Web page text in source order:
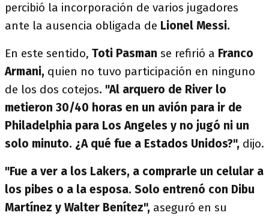
percibió la incorporación de varios jugadores
ante la ausencia obligada de Lionel Messi.
En este sentido, Toti Pasman se refirió a Franco
Armani, quien no tuvo participación en ninguno
de los dos cotejos. "Al arquero de River lo
metieron 30/40 horas en un avión para ir de
Philadelphia para Los Angeles y no jugó ni un
solo minuto. ¿A qué fue a Estados Unidos?", dijo.
"Fue a ver a los Lakers, a comprarle un celular a
los pibes o a la esposa. Solo entrenó con Dibu
Martínez y Walter Benítez", aseguró en su